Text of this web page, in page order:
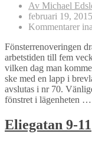
Av Michael
februari 19, 2015
Kommentarer
Fönsterrenoveringen
arbetstiden till fem
vilken dag man
ske med en lapp i
avslutas i nr 70.
fönstret i lägenheten …
Eliegatan 9-11